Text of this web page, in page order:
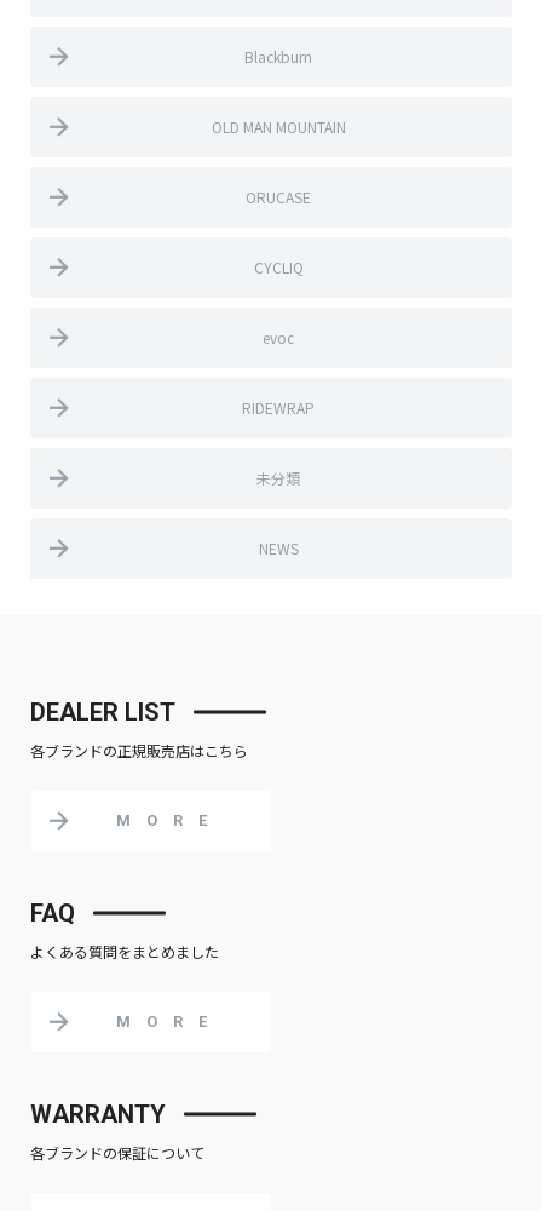
Blackburn
OLD MAN MOUNTAIN
ORUCASE
CYCLIQ
evoc
RIDEWRAP
未分類
NEWS
DEALER LIST
各ブランドの正規販売店はこちら
MORE
FAQ
よくある質問をまとめました
MORE
WARRANTY
各ブランドの保証について